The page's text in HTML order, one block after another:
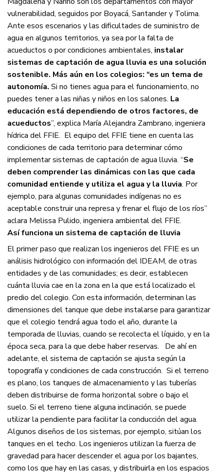
vulnerabilidad, seguidos por Boyacá, Santander y Tolima.
Ante esos escenarios y las dificultades de suministro de
agua en algunos territorios, ya sea por la falta de
acueductos o por condiciones ambientales, instalar
sistemas de captación de agua lluvia es una solución
sostenible. Más aún en los colegios: “es un tema de
autonomía. Si no tienes agua para el funcionamiento, no
puedes tener a las niñas y niños en los salones. La
educación está dependiendo de otros factores, de
acueductos”, explica María Alejandra Zambrano, ingeniera
hídrica del FFIE. El equipo del FFIE tiene en cuenta las
condiciones de cada territorio para determinar cómo
implementar sistemas de captación de agua lluvia. “Se
deben comprender las dinámicas con las que cada
comunidad entiende y utiliza el agua y la lluvia. Por
ejemplo, para algunas comunidades indígenas no es
aceptable construir una represa y frenar el flujo de los ríos”
aclara Melissa Pulido, ingeniera ambiental del FFIE.
Así funciona un sistema de captación de lluvia
El primer paso que realizan los ingenieros del FFIE es un
análisis hidrológico con información del IDEAM, de otras
entidades y de las comunidades; es decir, establecen
cuánta lluvia cae en la zona en la que está localizado el
predio del colegio. Con esta información, determinan las
dimensiones del tanque que debe instalarse para garantizar
que el colegio tendrá agua todo el año, durante la
temporada de lluvias, cuando se recolecta el líquido, y en la
época seca, para la que debe haber reservas.
De ahí en
adelante, el sistema de captación se ajusta según la
topografía y condiciones de cada construcción. Si el terreno
es plano, los tanques de almacenamiento y las tuberías
deben distribuirse de forma horizontal sobre o bajo el
suelo. Si el terreno tiene alguna inclinación, se puede
utilizar la pendiente para facilitar la conducción del agua.
Algunos diseños de los sistemas, por ejemplo, sitúan los
tanques en el techo. Los ingenieros utilizan la fuerza de
gravedad para hacer descender el agua por los bajantes,
como los que hay en las casas, y distribuirla en los espacios